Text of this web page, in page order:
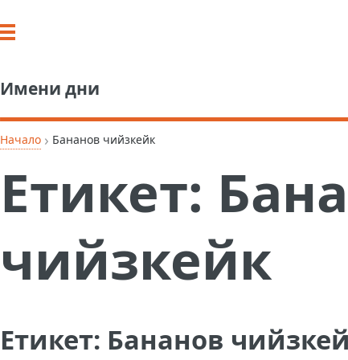
Имени дни
Начало › Бананов чийзкейк
Етикет:
чийзкейк
Етикет: Бананов